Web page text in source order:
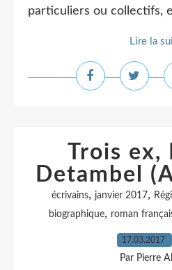
particuliers ou collectifs,
Lire la
Trois ex,
Detambel
écrivains, janvier 2017,
biographique, roman
17.03.2017
Par Pierre